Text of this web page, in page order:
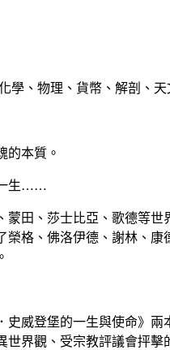
學、物理、貨幣、解剖、
的本質。
一生……
田、莎士比亞、歌德等
格、佛洛伊德、謝林、
威登堡的一生與使命》
界觀、受宗教評議會抨